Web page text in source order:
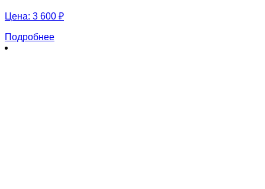
Цена: 3 600 ₽
Подробнее